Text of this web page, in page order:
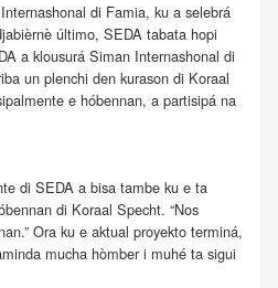
di Famia, ku a selebrá
último, SEDA tabata hopi
a klousurá Siman Internashonal di
un plenchi den kurason di Koraal
e hóbennan, a partisipá na
di SEDA a bisa tambe ku e ta
di Koraal Specht. “Nos
Ora ku e aktual proyekto terminá,
mucha hòmber i muhé ta sigui